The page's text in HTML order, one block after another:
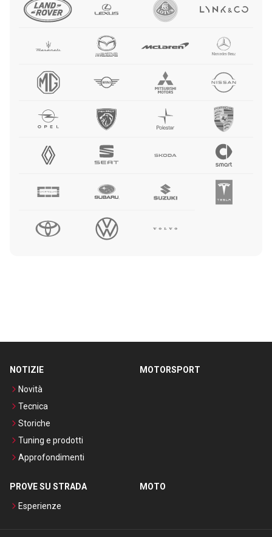
NOTIZIE
Novità
Tecnica
Storiche
Tuning e prodotti
Approfondimenti
MOTORSPORT
PROVE SU STRADA
Esperienze
MOTO